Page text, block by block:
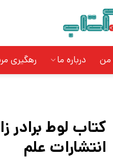
من درباره ما رهگیری
کتاب لوط برادر
انتشارات علم